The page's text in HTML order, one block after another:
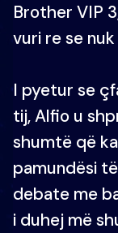
Brother VIP
vuri re se
I pyetur se
tij, Alfio u
shumtë që
pamundësi
debate me
i duhej më